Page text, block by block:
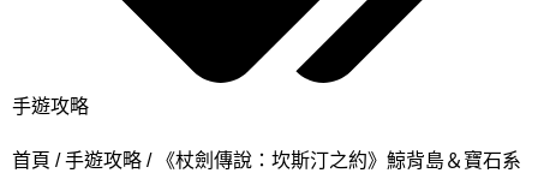
手遊攻略
首頁 手遊攻略
《杖劍傳說：坎斯汀之約》鯨背島＆寶石系